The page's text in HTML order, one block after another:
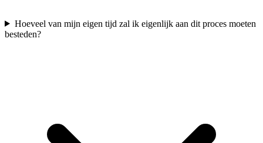
Hoeveel van mijn eigen tijd zal ik eigenlijk aan dit proces moeten
besteden?